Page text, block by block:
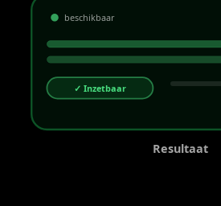
beschikbaar
✓ Inzetbaar
Resultaat